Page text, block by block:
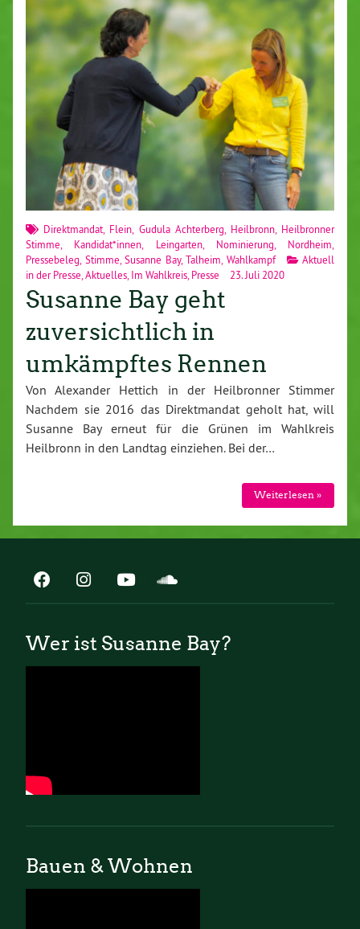
Direktmandat, Flein, Gudula Achterberg, Heilbronn, Heilbronner
Stimme, Kandidat*innen, Leingarten, Nominierung, Nordheim,
Pressebeleg, Stimme,Susanne Bay,Talheim, Wahlkampf
Aktuell
in der Presse,Aktuelles,Im Wahlkreis,Presse 23. Juli 2020
Susanne Bay geht
zuversichtlich in
umkämpftes Rennen
Von Alexander Hettich in der Heilbronner Stimmer
Nachdem sie 2016 das Direktmandat geholt hat, will
Susanne Bay erneut für die Grünen im Wahlkreis
Heilbronn in den Landtag einziehen. Bei der…
Weiterlesen »
Wer ist Susanne Bay?
Bauen & Wohnen